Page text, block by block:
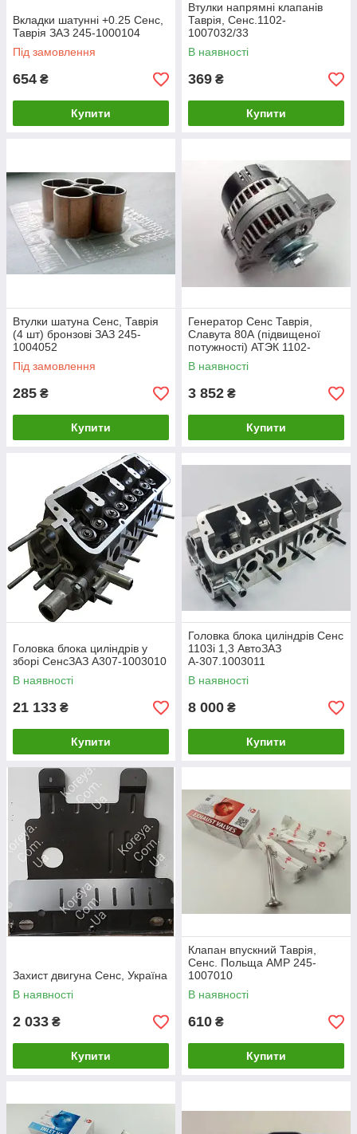
Вкладки шатунні +0.25 Сенс,
Таврія ЗАЗ 245-1000104
Під замовлення
654 ₴
Купити
Втулки напрямні клапанів
Таврія, Сенс.1102-
1007032/33
В наявності
369 ₴
Купити
Втулки шатуна Сенс, Таврія
(4 шт) бронзові ЗАЗ 245-
1004052
Під замовлення
285 ₴
Купити
Генератор Сенс Таврія,
Славута 80А (підвищеної
потужності) АТЭК 1102-
3701010-80А
В наявності
3 852 ₴
Купити
Головка блока циліндрів у
зборі СенсЗАЗ А307-1003010
В наявності
21 133 ₴
Купити
Головка блока циліндрів Сенс
1103i 1,3 АвтоЗАЗ
А-307.1003011
В наявності
8 000 ₴
Купити
Захист двигуна Сенс, Україна
В наявності
2 033 ₴
Купити
Клапан впускний Таврія,
Сенс. Польща АМР 245-
1007010
В наявності
610 ₴
Купити